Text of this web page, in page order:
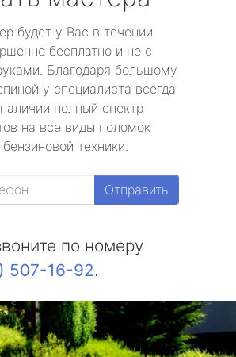
будет у Вас в течении
бесплатно и не с
Благодаря большому
у специалиста всегда
полный спектр
на все виды поломок
техники.
Отправить
по номеру
507-16-92.